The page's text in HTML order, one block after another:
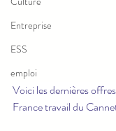
Entreprise
ESS
emploi
Voici les dernières
France travail du